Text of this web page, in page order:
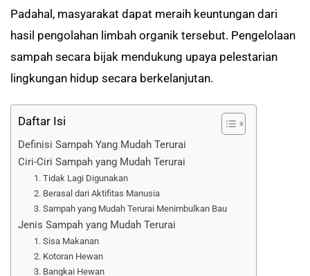
Padahal, masyarakat dapat meraih keuntungan dari
hasil pengolahan limbah organik tersebut. Pengelolaan
sampah secara bijak mendukung upaya pelestarian
lingkungan hidup secara berkelanjutan.
Daftar Isi
Definisi Sampah Yang Mudah Terurai
Ciri-Ciri Sampah yang Mudah Terurai
1. Tidak Lagi Digunakan
2. Berasal dari Aktifitas Manusia
3. Sampah yang Mudah Terurai Menimbulkan Bau
Jenis Sampah yang Mudah Terurai
1. Sisa Makanan
2. Kotoran Hewan
3. Bangkai Hewan